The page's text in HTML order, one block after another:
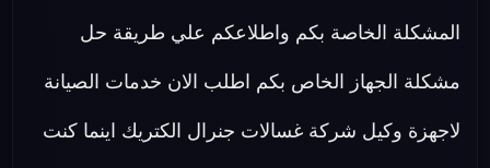
المشكلة الخاصة بكم واطلاعكم علي طريقة حل
مشكلة الجهاز الخاص بكم اطلب الان خدمات الصيانة
لاجهزة وكيل شركة غسالات جنرال الكتريك اينما كنت